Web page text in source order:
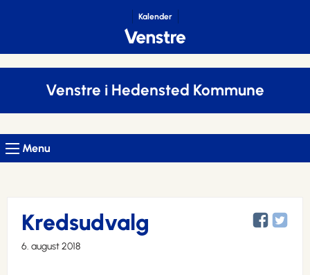
Kalender
Venstre i Hedensted Kommune
Menu
Kredsudvalg
6. august 2018